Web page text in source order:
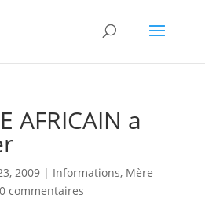
AFRICAIN a
2009| Informations, Mère
0 commentaires